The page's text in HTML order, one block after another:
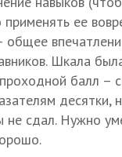
применять ее
общее
Шкала
балл –
десятки,
не сдал. Нужно